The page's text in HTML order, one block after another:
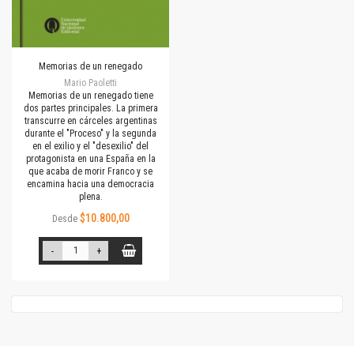
Memorias de un renegado
Mario Paoletti
Memorias de un renegado tiene
dos partes principales. La primera
transcurre en cárceles argentinas
durante el "Proceso" y la segunda
en el exilio y el "desexilio" del
protagonista en una España en la
que acaba de morir Franco y se
encamina hacia una democracia
plena.
Desde $10.800,00
- +